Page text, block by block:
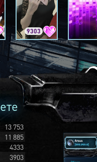
9303
13 753
11 885
4333
3903